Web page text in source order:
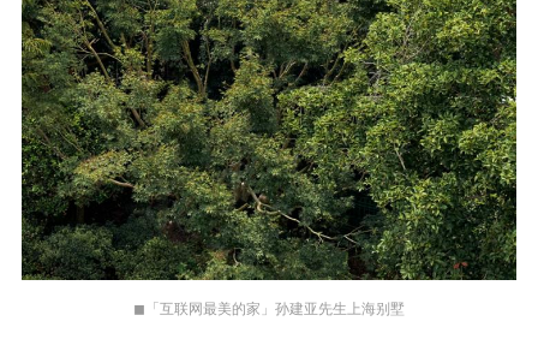
◼「互联网最美的家」孙建亚先生上海别墅